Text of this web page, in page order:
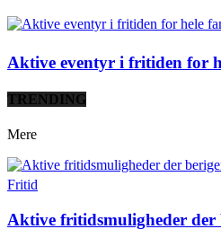
Aktive eventyr i fritiden for
TRENDING
Mere
Fritid
Aktive fritidsmuligheder